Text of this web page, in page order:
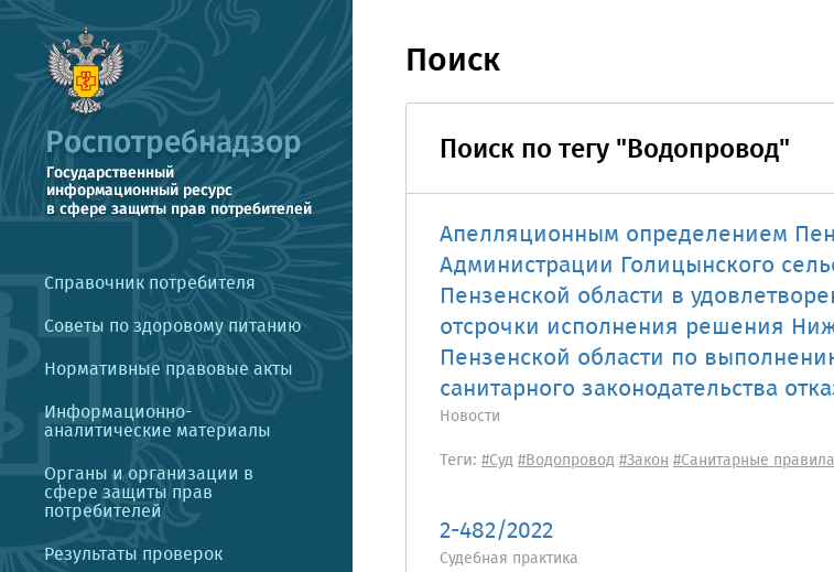
Справочник потребителя
Советы по здоровому питанию
Нормативные правовые акты
Информационно-
аналитические материалы
Органы и организации в
сфере защиты прав
потребителей
Результаты проверок
Поиск
Поиск по тегу "Водопровод"
Апелляционным определением
Администрации Голицынского
Пензенской области в
отсрочки исполнения решения
Пензенской области по
санитарного законодательства
Новости
Теги: #Суд#Водопровод#Закон#Санитарные правила
2-482/2022
Судебная практика